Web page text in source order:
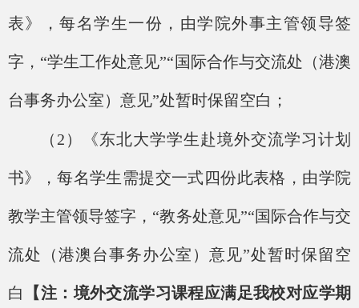
表》，每名学生一份，由学院外事主管领导签
字，“学生工作处意见”“国际合作与交流处（港澳
台事务办公室）意见”处暂时保留空白；
（ 2）《东北大学学生赴境外交流学习计划
书》，每名学生需提交一式四份此表格，由学院
教学主管领导签字， “教务处意见”“国际合作与交
流处（港澳台事务办公室）意见”处暂时保留空
白 【注：境外交流学习课程应满足我校对应学期